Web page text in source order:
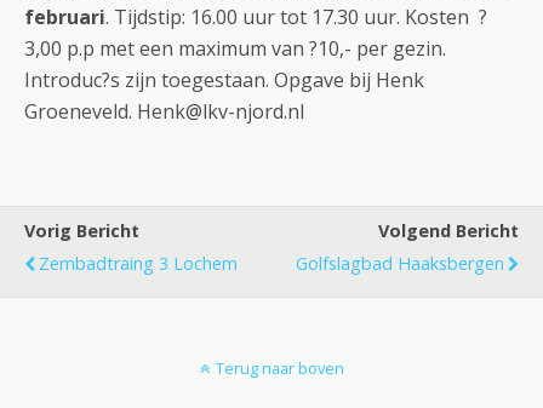
februari. Tijdstip: 16.00 uur tot 17.30 uur. Kosten ?
3,00 p.p met een maximum van ?10,- per gezin.
Introduc?s zijn toegestaan. Opgave bij Henk
Groeneveld. Henk@lkv-njord.nl
Vorig Bericht
Zembadtraing 3 Lochem
Volgend Bericht
Golfslagbad Haaksbergen
Terug naar boven